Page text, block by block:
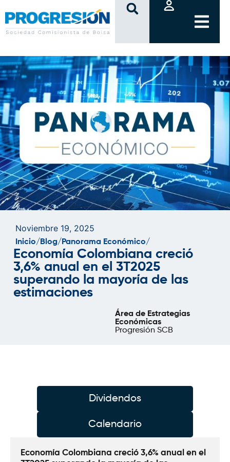
clic
Noviembre 19, 2025
Inicio/ Blog/ Panorama Económico/
Economía Colombiana creció
3,6% anual en el 3T2025
superando la mayoría de las
estimaciones
Área de Estrategias
Económicas
Progresión SCB
Dividendos
Calendario
Economía Colombiana creció 3,6% anual en el